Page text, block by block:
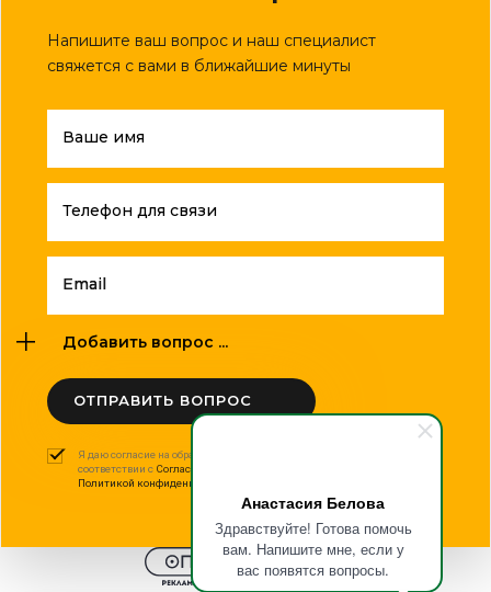
Анастасия Белова
Здравствуйте! Готова помочь
вам. Напишите мне, если у
вас появятся вопросы.
Напишите ваш вопрос и наш специалист
свяжется с вами в ближайшие минуты
Ваше имя
Телефон для связи
Email
Добавить вопрос ...
ОТПРАВИТЬ ВОПРОС
Я даю согласие на обработку моих персональных данных в
соответствии с Согласием на обработку персональных данных
Политикой конфиденциальности